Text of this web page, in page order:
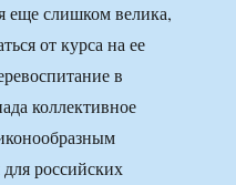
еще слишком велика,
от курса на ее
в
коллективное
российских